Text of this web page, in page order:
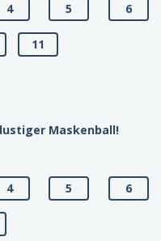
4 5 6
11
lustiger Maskenball!
4 5 6